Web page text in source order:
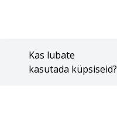
Kas lubate
kasutada küpsiseid?